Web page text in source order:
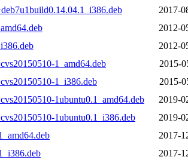
2017-
2012-
2012-
1_amd64.deb
2015-
1_i386.deb
2015-
1ubuntu0.1_amd64.deb
2019-
1ubuntu0.1_i386.deb
2019-
2017-
2017-